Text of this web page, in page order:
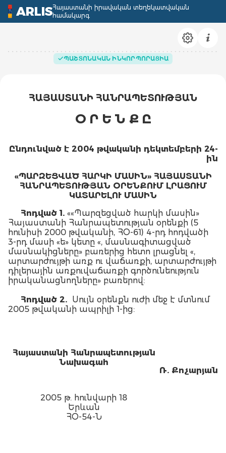
ARLISՀայաստանի իրավական տեղեկատվական
համակարգ
ՊԱՇՏՈՆԱԿԱՆ ԻՆԿՈՐՊՈՐԱՑԻԱ
ՀԱՅԱՍՏԱՆԻ ՀԱՆՐԱՊԵՏՈՒԹՅԱՆ
Օ Ր Ե Ն Ք Ը
Ընդունված է 2004 թվականի դեկտեմբերի 24-
ին
«ՊԱՐԶԵՑՎԱԾ ՀԱՐԿԻ ՄԱՍԻՆ» ՀԱՅԱՍՏԱՆԻ
ՀԱՆՐԱՊԵՏՈՒԹՅԱՆ ՕՐԵՆՔՈՒՄ ԼՐԱՑՈՒՄ
ԿԱՏԱՐԵԼՈՒ ՄԱՍԻՆ
Հոդված 1. ««Պարզեցված հարկի մասին»
Հայաստանի Հանրապետության օրենքի (5
հունիսի 2000 թվականի, ՀՕ-61) 4-րդ հոդվածի
3-րդ մասի «ե» կետը «, մասնագիտացված
մասնակիցները» բառերից հետո լրացնել «,
արտարժույթի առք ու վաճառքի, արտարժույթի
դիլերային առքուվաճառքի գործունեություն
իրականացնողները» բառերով:
Հոդված 2. Սույն օրենքն ուժի մեջ է մտնում
2005 թվականի ապրիլի 1-ից:
Հայաստանի Հանրապետության
Նախագահ
Ռ. Քոչարյան
2005 թ. հունվարի 18
Երևան
ՀՕ-54-Ն